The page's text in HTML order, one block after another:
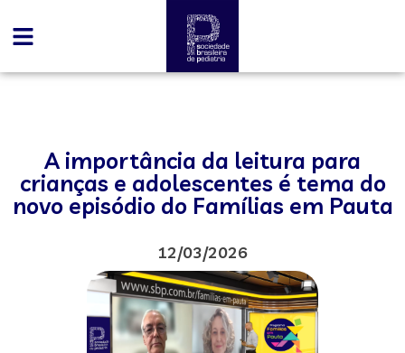
A importância da leitura para
crianças e adolescentes é tema do
novo episódio do Famílias em Pauta
12/03/2026